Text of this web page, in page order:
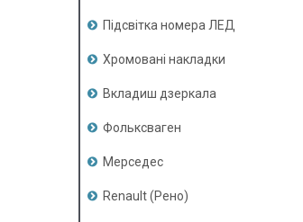
Підсвітка номера ЛЕД
Хромовані накладки
Вкладиш дзеркала
Фольксваген
Мерседес
Renault (Рено)